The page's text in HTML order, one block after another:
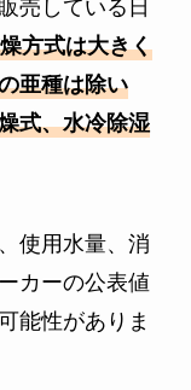
売している日
方式は大きく
亜種は除い
式、水冷除湿
使用水量、消
カーの公表値
能性がありま